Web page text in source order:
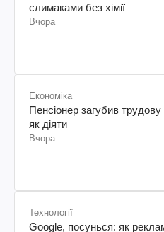
слимаками без хімії
Вчора
Економіка
Пенсіонер загубив
як діяти
Вчора
Технології
Google, посунься: як